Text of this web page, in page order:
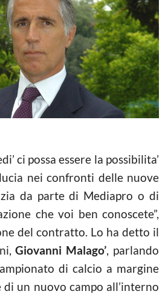
ci possa essere la possibilita’
nei confronti delle nuove
da parte di Mediapro o di
che voi ben conoscete”,
del contratto. Lo ha detto il
Giovanni Malago’, parlando
di calcio a margine
di un nuovo campo all’interno